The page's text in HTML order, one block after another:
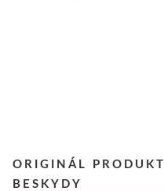
ORIGINÁL PRODUKT
BESKYDY